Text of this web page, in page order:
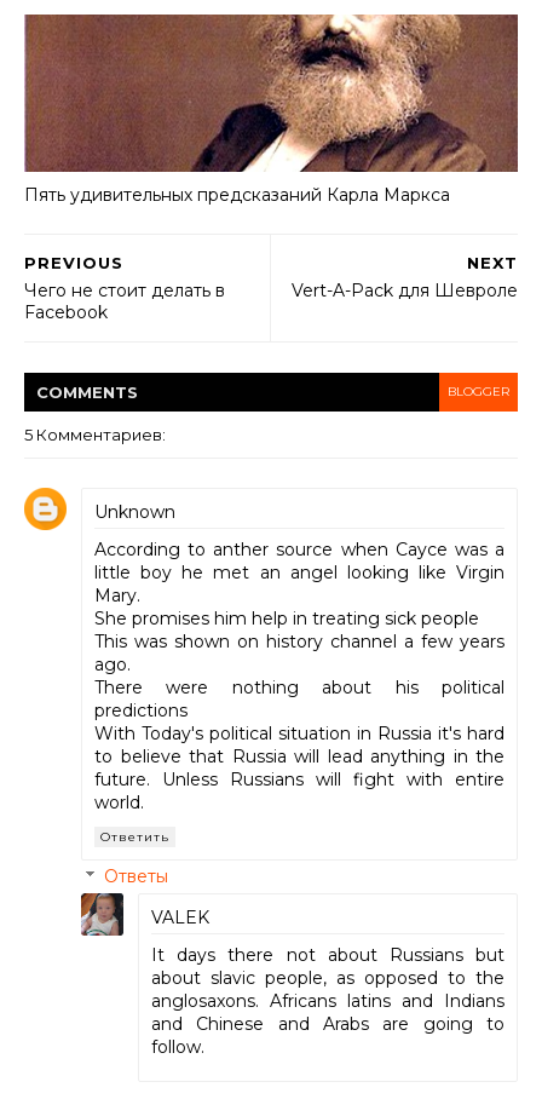
Пять удивительных предсказаний Карла Маркса
NEXT
Vert-A-Pack для Шевроле
PREVIOUS
Чего не стоит делать в
Facebook
COMMENTS BLOGGER
5 Комментариев:
Unknown
According to anther source when Cayce was a
little boy he met an angel looking like Virgin
Mary.
She promises him help in treating sick people
This was shown on history channel a few years
ago.
There were nothing about his political
predictions
With Today's political situation in Russia it's hard
to believe that Russia will lead anything in the
future. Unless Russians will fight with entire
world.
Ответить
Ответы
VALEK
It days there not about Russians but
about slavic people, as opposed to the
anglosaxons. Africans latins and Indians
and Chinese and Arabs are going to
follow.